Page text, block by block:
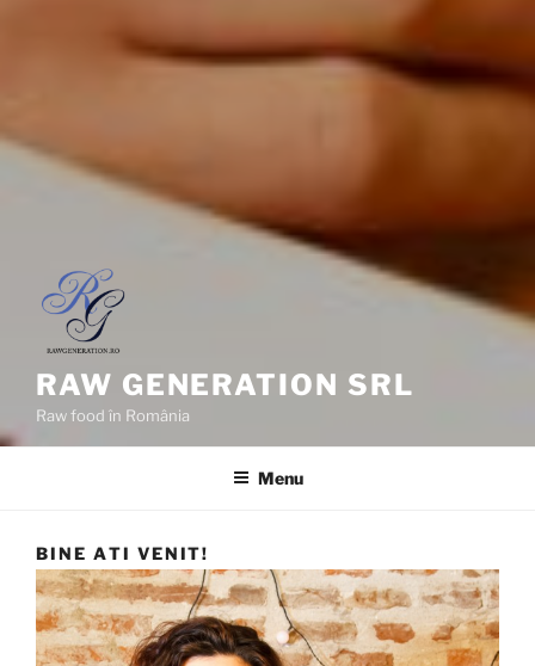
RAW GENERATION SRL
Raw food în România
Menu
BINE AȚI VENIT!